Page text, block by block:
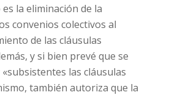
la eliminación de la
convenios colectivos al
de las cláusulas
y si bien prevé que se
las cláusulas
también autoriza que la